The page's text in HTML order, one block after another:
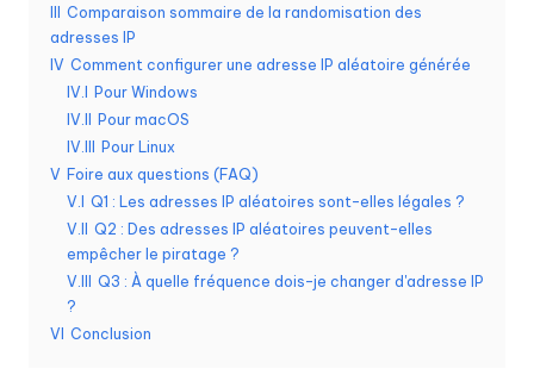
in Comparaison sommaire de la randomisation des
adresses IP
IV Comment configurer une adresse IP aléatoire générée
IV.I
Pour Windows
IV.II
Pour macOS
IV.III
Pour Linux
V Foire aux questions (FAQ)
V.I Q1 : Les adresses IP aléatoires sont-elles légales ?
V.II
Q2 : Des adresses IP aléatoires peuvent-elles
empêcher le piratage ?
V.III
Q3 : À quelle fréquence dois-je changer d'adresse IP
?
VI Conclusion